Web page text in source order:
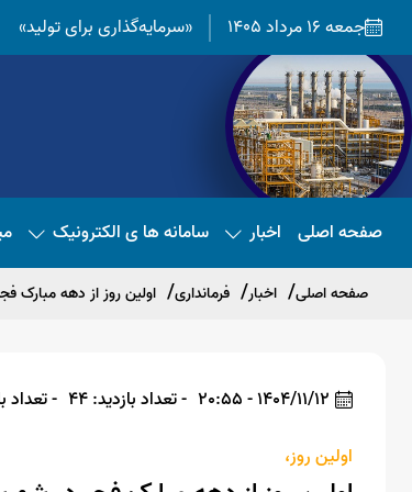
جمعه 16 مرداد 1405 «سرمایه‌گذاری برای تولید»
صفحه اصلی اخبار سامانه ها ی الکترونیک
صفحه اصلی اخبار فرمانداری اولین روز از دهه مبارک
1404/11/12 - 20:55 - تعداد بازدید: 44 - تعداد
اولین روز،